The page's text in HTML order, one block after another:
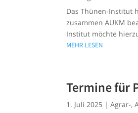
Das Thünen-Institut
zusammen AUKM
Institut möchte
MEHR LESEN
Termine für
1. Juli 2025 |Agrar-,